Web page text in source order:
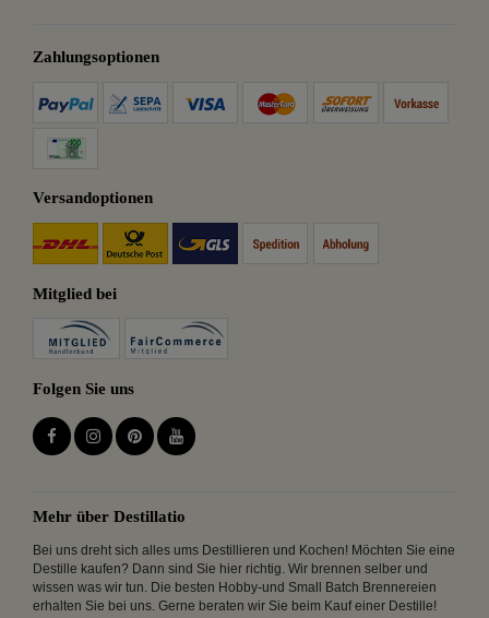
Zahlungsoptionen
Versandoptionen
Mitglied bei
Folgen Sie uns
Mehr über Destillatio
Bei uns dreht sich alles ums Destillieren und Kochen! Möchten Sie eine
Destille kaufen? Dann sind Sie hier richtig. Wir brennen selber und
wissen was wir tun. Die besten Hobby-und Small Batch Brennereien
erhalten Sie bei uns. Gerne beraten wir Sie beim Kauf einer Destille!